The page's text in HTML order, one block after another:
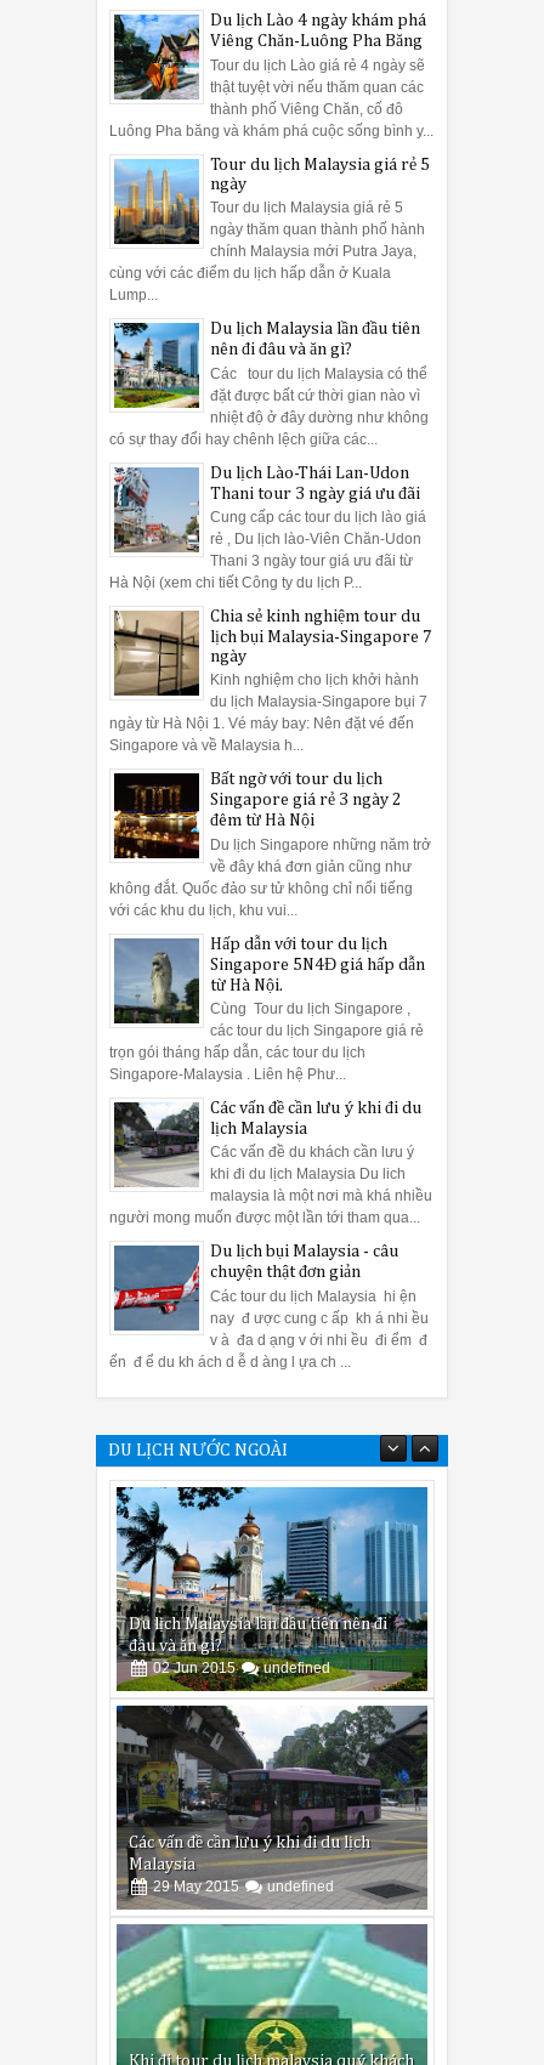
Du lịch Lào 4 ngày khám phá
Viêng Chăn-Luông Pha Băng
Tour du lịch Lào giá rẻ 4 ngày sẽ
thật tuyệt vời nếu thăm quan các
thành phố Viêng Chăn, cố đô
Luông Pha băng và khám phá cuộc sống bình y...
Tour du lịch Malaysia giá rẻ 5
ngày
Tour du lịch Malaysia giá rẻ 5
ngày thăm quan thành phố hành
chính Malaysia mới Putra Jaya,
cùng với các điểm du lịch hấp dẫn ở Kuala
Lump...
Du lịch Malaysia lần đầu tiên
nên đi đâu và ăn gì?
Các tour du lịch Malaysia có thể
đặt được bất cứ thời gian nào vì
nhiệt độ ở đây dường như không
có sự thay đổi hay chênh lệch giữa các...
Du lịch Lào-Thái Lan-Udon
Thani tour 3 ngày giá ưu đãi
Cung cấp các tour du lịch lào giá
rẻ , Du lịch lào-Viên Chăn-Udon
Thani 3 ngày tour giá ưu đãi từ
Hà Nội (xem chi tiết Công ty du lịch P...
Chia sẻ kinh nghiệm tour du
lịch bụi Malaysia-Singapore 7
ngày
Kinh nghiệm cho lịch khởi hành
du lịch Malaysia-Singapore bụi 7
ngày từ Hà Nội 1. Vé máy bay: Nên đặt vé đến
Singapore và về Malaysia h...
Bất ngờ với tour du lịch
Singapore giá rẻ 3 ngày 2
đêm từ Hà Nội
Du lịch Singapore những năm trở
về đây khá đơn giản cũng như
không đắt. Quốc đảo sư tử không chỉ nổi tiếng
với các khu du lịch, khu vui...
Hấp dẫn với tour du lịch
Singapore 5N4Đ giá hấp dẫn
từ Hà Nội.
Cùng Tour du lịch Singapore ,
các tour du lịch Singapore giá rẻ
trọn gói tháng hấp dẫn, các tour du lịch
Singapore-Malaysia . Liên hệ Phư...
Các vấn đề cần lưu ý khi đi du
lịch Malaysia
Các vấn đề du khách cần lưu ý
khi đi du lịch Malaysia Du lich
malaysia là một nơi mà khá nhiều
người mong muốn được một lần tới tham qua...
Du lịch bụi Malaysia - câu
chuyện thật đơn giản
Các tour du lịch Malaysia hi ện
nay đ ược cung c ấp kh á nhi ều
v à đa d ạng v ới nhi ều đi ểm đ
ến đ ể du kh ách d ễ d àng l ựa ch ...
DU LỊCH NƯỚC NGOÀI
Du lịch Malaysia lần đầu tiên nên đi
đâu và ăn gì?
02 Jun 2015 undefined
Các vấn đề cần lưu ý khi đi du lịch
Malaysia
29 May 2015 undefined
Khi đi tour du lịch malaysia quý khách